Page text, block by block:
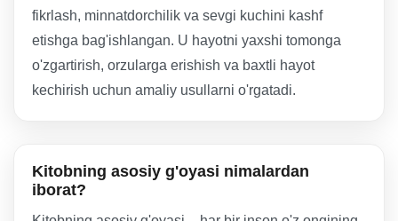
fikrlash, minnatdorchilik va sevgi kuchini kashf
etishga bag'ishlangan. U hayotni yaxshi tomonga
o'zgartirish, orzularga erishish va baxtli hayot
kechirish uchun amaliy usullarni o'rgatadi.
Kitobning asosiy g'oyasi nimalardan
iborat?